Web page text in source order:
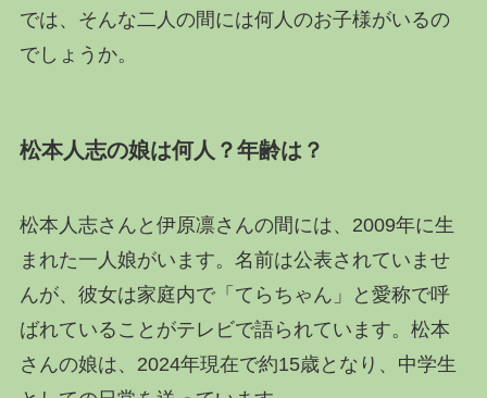
では、そんな二人の間には何人のお子様がいるの
でしょうか。
松本人志の娘は何人？年齢は？
松本人志さんと伊原凛さんの間には、2009年に生
まれた一人娘がいます。名前は公表されていませ
んが、彼女は家庭内で「てらちゃん」と愛称で呼
ばれていることがテレビで語られています。松本
さんの娘は、2024年現在で約15歳となり、中学生